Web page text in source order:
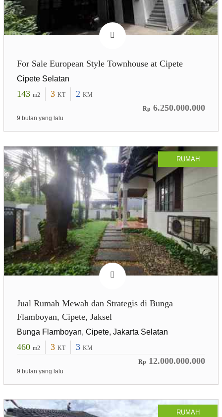
For Sale European Style Townhouse at Cipete
Cipete Selatan
143 m2 3 KT 2 KM
Rp 6.250.000.000
9 bulan yang lalu
RUMAH
Jual Rumah Mewah dan Strategis di Bunga
Flamboyan, Cipete, Jaksel
Bunga Flamboyan, Cipete, Jakarta Selatan
460 m2 3 KT 3 KM
Rp 12.000.000.000
9 bulan yang lalu
RUMAH